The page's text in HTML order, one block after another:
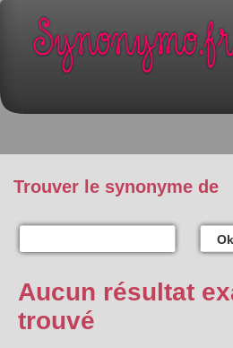
Trouver le synonyme de
Ok
Aucun résultat
trouvé